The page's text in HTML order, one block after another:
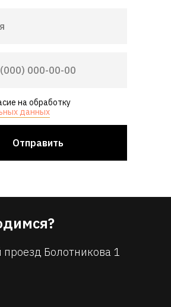
на обработку
данных
Отправить
Болотникова 1